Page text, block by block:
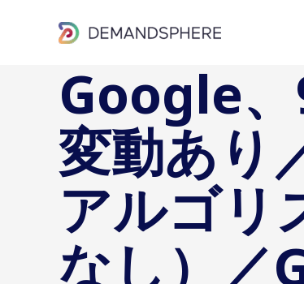
Google
変動あり
アルゴリ
なし）／